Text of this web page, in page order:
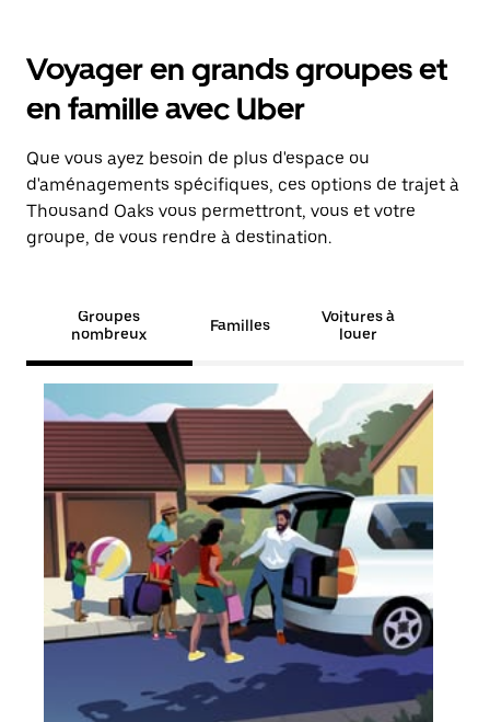
Voyager en grands groupes et
en famille avec Uber
Que vous ayez besoin de plus d'espace ou
d'aménagements spécifiques, ces options de trajet à
Thousand Oaks vous permettront, vous et votre
groupe, de vous rendre à destination.
Groupes
nombreux
Familles
Voitures à
louer